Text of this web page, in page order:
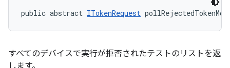
public abstract ITokenRequest
すべてのデバイスで実行が拒否されたテストのリストを返
します。